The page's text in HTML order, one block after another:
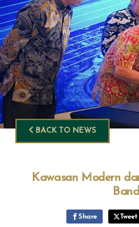
BACK TO NEWS
Kawasan Modern
Share Tweet